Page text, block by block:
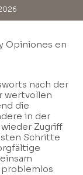
nach der
wertvollen
die
in der
Zugriff
Schritte
problemlos